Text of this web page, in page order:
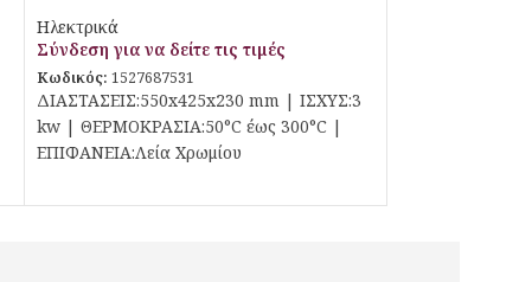
Ηλεκτρικά
Σύνδεση για να δείτε τις τιμές
Κωδικός: 1527687531
ΔΙΑΣΤΑΣΕΙΣ:550x425x230 mm | ΙΣΧΥΣ:3
kw | ΘΕΡΜΟΚΡΑΣΙΑ:50°C έως 300°C |
ΕΠΙΦΑΝΕΙΑ:Λεία Χρωμίου